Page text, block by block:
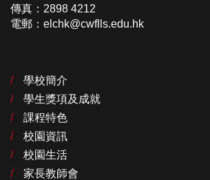
傳真：2898 4212
電郵：elchk@cwflls.edu.hk
學校簡介
學生獎項及成就
課程特色
校園資訊
校園生活
家長教師會